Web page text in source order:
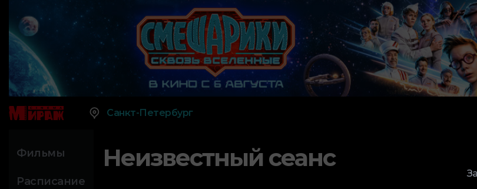
Санкт-Петербург
Фильмы
Расписание
Неизвестный сеанс